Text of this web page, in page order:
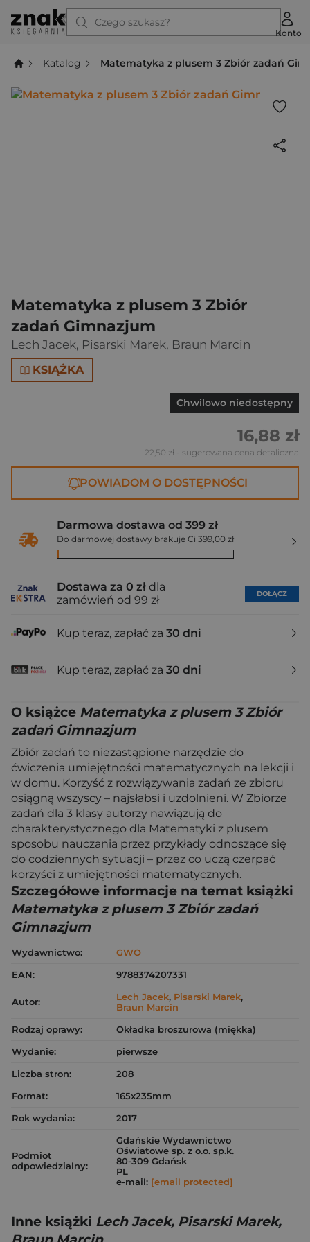
Czego szukasz?
Konto
Katalog Matematyka z plusem 3 Zbiór zadań
Matematyka z plusem 3 Zbiór
zadań Gimnazjum
Lech Jacek, Pisarski Marek, Braun Marcin
KSIĄŻKA
Chwilowo niedostępny
16,88 zł
22,50 zł - sugerowana cena detaliczna
POWIADOM O DOSTĘPNOŚCI
Darmowa dostawa od 399 zł
Do darmowej dostawy brakuje Ci 399,00 zł
Dostawa za 0 zł dla
zamówień od 99 zł
DOŁĄCZ
Kup teraz, zapłać za 30 dni
Kup teraz, zapłać za 30 dni
O książce Matematyka z plusem 3 Zbiór
zadań Gimnazjum
Zbiór zadań to niezastąpione narzędzie do
ćwiczenia umiejętności matematycznych na lekcji i
w domu. Korzyść z rozwiązywania zadań ze zbioru
osiągną wszyscy – najsłabsi i uzdolnieni. W Zbiorze
zadań dla 3 klasy autorzy nawiązują do
charakterystycznego dla Matematyki z plusem
sposobu nauczania przez przykłady odnoszące się
do codziennych sytuacji – przez co uczą czerpać
korzyści z umiejętności matematycznych.
Szczegółowe informacje na temat książki
Matematyka z plusem 3 Zbiór zadań
Gimnazjum
Wydawnictwo:
GWO
EAN:
9788374207331
Autor: Lech Jacek, Pisarski Marek,
Braun Marcin
Rodzaj oprawy:
Okładka broszurowa (miękka)
Wydanie:
pierwsze
Liczba stron:
208
Format:
165x235mm
Rok wydania:
2017
Podmiot
odpowiedzialny:
Gdańskie Wydawnictwo
Oświatowe sp. z o.o. sp.k.
80-309 Gdańsk
PL
e-mail: [email protected]
Inne książki Lech Jacek, Pisarski Marek,